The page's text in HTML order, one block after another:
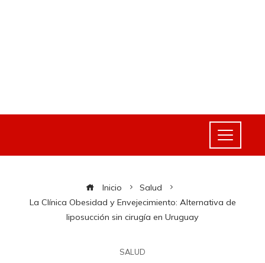
Inicio
Salud
La Clínica Obesidad y Envejecimiento: Alternativa de
liposucción sin cirugía en Uruguay
SALUD